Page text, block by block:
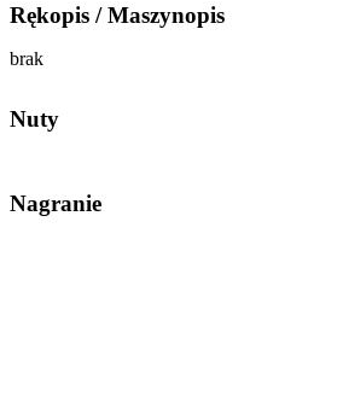
Rękopis / Maszynopis
brak
Nuty
Nagranie